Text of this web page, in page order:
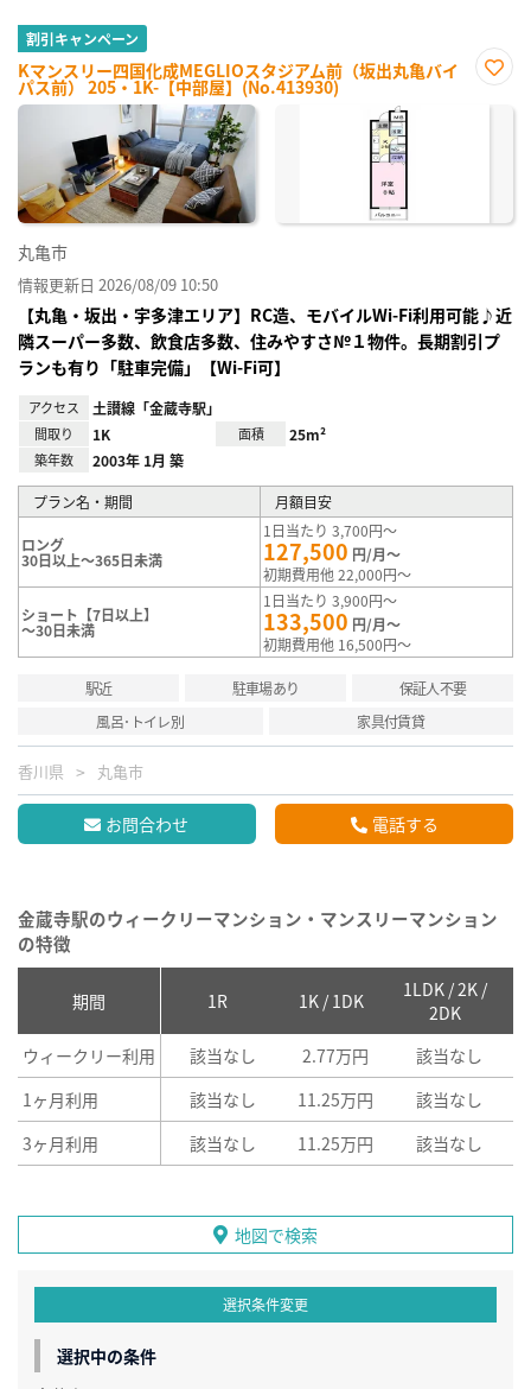
割引キャンペーン
Kマンスリー四国化成MEGLIOスタジアム前（坂出丸亀バイ
パス前） 205・1K-【中部屋】(No.413930)
に入
丸亀市
情報更新日 2026/08/09 10:50
【丸亀・坂出・宇多津エリア】RC造、モバイルWi-Fi利用可能♪近
隣スーパー多数、飲食店多数、住みやすさ№１物件。長期割引プ
ランも有り「駐車完備」【Wi-Fi可】
アクセス 土讃線「金蔵寺駅」
間取り 1K 面積 25m²
築年数 2003年 1月 築
プラン名・期間 月額目安
ロング
30日以上～365日未満
1日当たり 3,700円～
127,500 円/月～
初期費用他 22,000円～
ショート【7日以上】
～30日未満
1日当たり 3,900円～
133,500 円/月～
初期費用他 16,500円～
駅近 駐車場あり
保証人不要
風呂･トイレ別
家具付賃貸
香川県 丸亀市
お問合わせ 電話する
金蔵寺駅のウィークリーマンション・マンスリーマンション
の特徴
期間 1R 1K / 1DK
1LDK / 2K /
2DK
ウィークリー利用 該当なし 2.77万円 該当なし
1ヶ月利用
該当なし 11.25万円 該当なし
3ヶ月利用
該当なし 11.25万円 該当なし
地図で検索
選択条件変更
選択中の条件